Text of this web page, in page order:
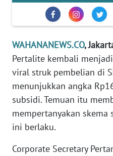
WAHANANEWS.CO,
Pertalite kembali
viral struk pembelian di
menunjukkan angka
subsidi. Temuan itu
mempertanyakan skema
ini berlaku.
Corporate Secretary
OLAHRAGA
OPINI
EDITORIAL
Informasi
INDEKS